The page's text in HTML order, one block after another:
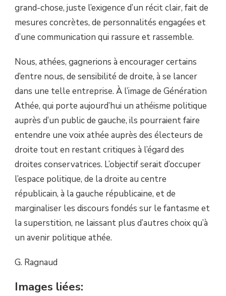
grand-chose, juste l’exigence d’un récit clair, fait de
mesures concrètes, de personnalités engagées et
d’une communication qui rassure et rassemble.
Nous, athées, gagnerions à encourager certains
d’entre nous, de sensibilité de droite, à se lancer
dans une telle entreprise. À l’image de Génération
Athée, qui porte aujourd’hui un athéisme politique
auprès d’un public de gauche, ils pourraient faire
entendre une voix athée auprès des électeurs de
droite tout en restant critiques à l’égard des
droites conservatrices. L’objectif serait d’occuper
l’espace politique, de la droite au centre
républicain, à la gauche républicaine, et de
marginaliser les discours fondés sur le fantasme et
la superstition, ne laissant plus d’autres choix qu’à
un avenir politique athée.
G. Ragnaud
Images liées: